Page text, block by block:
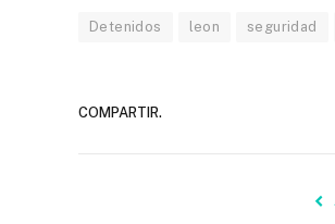
Detenidos leon seguridad
COMPARTIR.